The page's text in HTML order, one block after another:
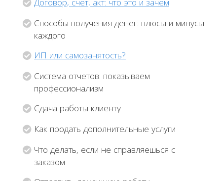
Способы получения денег: плюсы и минусы
каждого
ИП или самозанятость?
Система отчетов: показываем
профессионализм
Сдача работы клиенту
Как продать дополнительные услуги
Что делать, если не справляешься с
заказом